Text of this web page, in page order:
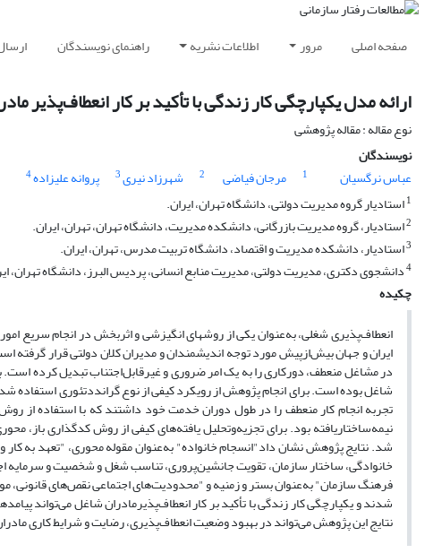
صفحه اصلی مرور اطلاعات نشریه راهنمای نویسندگان
ارائه مدل یکپارچگی کار زندگی با تأکید بر کار انعطاف‌پذیر
نوع مقاله : مقاله پژوهشی
نویسندگان
عباس نرگسیان
1 مرجان فیاضی 2 شهرزاد نیری3 پروانه علیزاده4
1استادیار گروه مدیریت دولتی، دانشگاه تهران، ایران.
2استادیار، گروه مدیریت بازرگانی، دانشکده مدیریت، دانشگاه تهران، تهران، ایران.
3استادیار، دانشکده مدیریت و اقتصاد، دانشگاه تربیت مدرس، تهران، ایران.
4دانشجوی دکتری، مدیریت دولتی، مدیریت منابع انسانی، پردیس البرز، دانشگاه تهران،
چکیده
انعطاف‌پذیری شغلی، به‌عنوان یکی از روشهای انگیزشی و اثربخش در انجام سریع
ایران و جهان بیش‌ازپیش مورد توجه اندیشمندان و مدیران کلان دولتی قرار گرفته
در مشاغل منعطف، دورکاری را به یک امر ضروری و غیرقابل‌اجتناب تبدیل کرده است.
شاغل بوده است. برای انجام پژوهش از رویکرد کیفی از نوع گرانددتئوری استفاده
نیمه‌ساختاریافته بود. برای تجزیه‌و‌تحلیل یافته‌های کیفی از روش کدگذاری باز،
شد. نتایج پژوهش نشان داد"انسجام خانواده" به‌عنوان مقوله محوری، "تعهد به
خانوادگی، ساختار سازمان، تقویت جانشین‌پروری، تناسب شغل و شخصیت و سرمایه
فرهنگ سازمان" به‌عنوان بستر و زمنیه و "محدودیت‌های اجتماعی نقص‌های
شدند و یکپارچگی کار زندگی با تأکید بر کار انعطاف‌پذیرمادران شاغل می‌تواند
نتایج این پژوهش می‌تواند در بهبود وضعیت انعطاف‌پذیری، رضایت و شرایط کاری